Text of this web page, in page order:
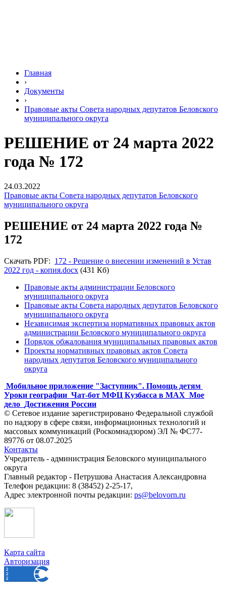
Главная
›
Документы
›
Правовые акты Совета народных депутатов Беловского
муниципального округа
РЕШЕНИЕ от 24 марта 2022
года № 172
24.03.2022
Правовые акты Совета народных депутатов Беловского
муниципального округа
РЕШЕНИЕ от 24 марта 2022 года №
172
Скачать PDF: 172 - Решение о внесении изменений в Устав
2022 год - копия.docx (431 Кб)
Правовые акты администрации Беловского
муниципального округа
Правовые акты Совета народных депутатов Беловского
муниципального округа
Независимая экспертиза нормативных правовых актов
администрации Беловского муниципального округа
Порядок обжалования муниципальных правовых актов
Проекты нормативных правовых актов Совета
народных депутатов Беловского муниципального
округа
Мобильное приложение "Заступник". Помощь детям
Уроки географии Чат-бот МФЦ Кузбасса в MAX Мое
дело Достижения России
© Сетевое издание зарегистрировано Федеральной службой
по надзору в сфере связи, информационных технологий и
массовых коммуникаций (Роскомнадзором) ЭЛ № ФС77-
89776 от 08.07.2025
Контакты
Учредитель - администрация Беловского муниципального
округа
Главный редактор - Петрушова Анастасия Александровна
Телефон редакции: 8 (38452) 2-25-17,
Адрес электронной почты редакции: ps@belovorn.ru
Карта сайта
Авторизация